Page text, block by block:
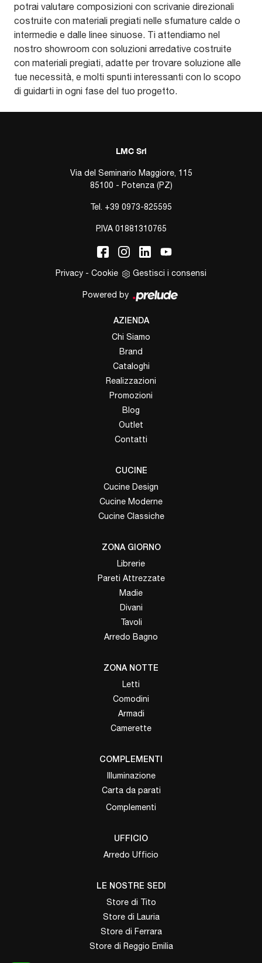
potrai valutare composizioni con scrivanie direzionali
costruite con materiali pregiati nelle sfumature calde o
intermedie e dalle linee sinuose. Ti attendiamo nel
nostro showroom con soluzioni arredative costruite
con materiali pregiati, adatte per trovare soluzione alle
tue necessità, e molti spunti interessanti con lo scopo
di guidarti in ogni fase del tuo progetto.
LMC Srl
Via del Seminario Maggiore, 115
85100 - Potenza (PZ)
Tel. +39 0973-825595
P.IVA 01881310765
Privacy - Cookie Gestisci i consensi
Powered by
AZIENDA
Chi Siamo
Brand
Cataloghi
Realizzazioni
Promozioni
Blog
Outlet
Contatti
CUCINE
Cucine Design
Cucine Moderne
Cucine Classiche
ZONA GIORNO
Librerie
Pareti Attrezzate
Madie
Divani
Tavoli
Arredo Bagno
ZONA NOTTE
Letti
Comodini
Armadi
Camerette
COMPLEMENTI
Illuminazione
Carta da parati
Complementi
UFFICIO
Arredo Ufficio
LE NOSTRE SEDI
Store di Tito
Store di Lauria
Store di Ferrara
Store di Reggio Emilia